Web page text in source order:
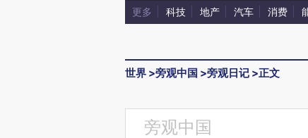
更多 科技 地产 汽车 消费
世界 >旁观中国 >旁观日记 >正文
旁观中国